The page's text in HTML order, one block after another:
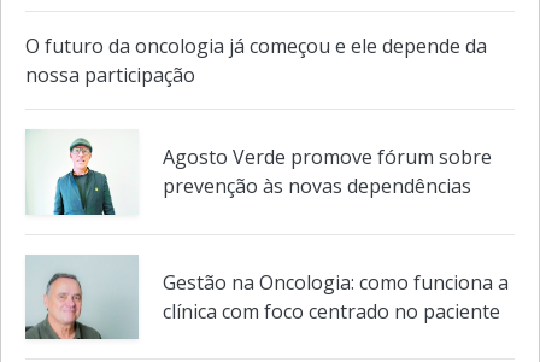
O futuro da oncologia já começou e ele depende da
nossa participação
Agosto Verde promove fórum sobre
prevenção às novas dependências
Gestão na Oncologia: como funciona a
clínica com foco centrado no paciente